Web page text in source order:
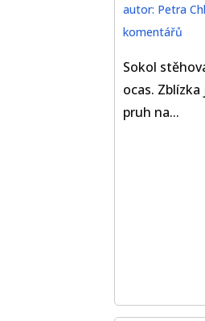
autor: Petra
komentářů
Sokol
ocas.
pruh na...